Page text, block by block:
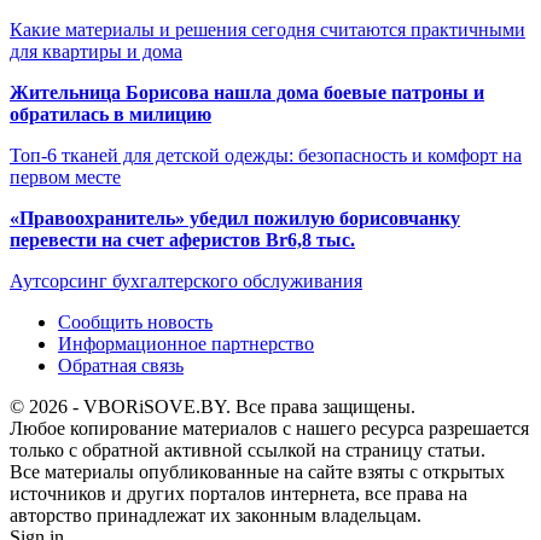
Какие материалы и решения сегодня считаются практичными
для квартиры и дома
Жительница Борисова нашла дома боевые патроны и
обратилась в милицию
Топ-6 тканей для детской одежды: безопасность и комфорт на
первом месте
«Правоохранитель» убедил пожилую борисовчанку
перевести на счет аферистов Br6,8 тыс.
Аутсорсинг бухгалтерского обслуживания
Сообщить новость
Информационное партнерство
Обратная связь
© 2026 - VBORiSOVE.BY. Все права защищены.
Любое копирование материалов с нашего ресурса разрешается
только с обратной активной ссылкой на страницу статьи.
Все материалы опубликованные на сайте взяты с открытых
источников и других порталов интернета, все права на
авторство принадлежат их законным владельцам.